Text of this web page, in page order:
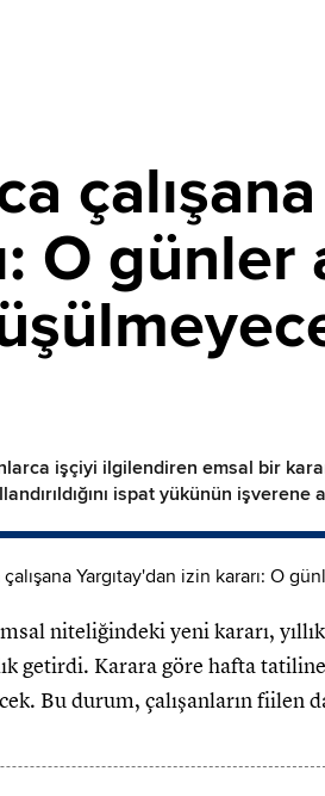
O günler
işçiyi ilgilendiren emsal bir
ispat yükünün
niteliğindeki yeni kararı,
getirdi. Karara göre hafta
Bu durum, çalışanların fiilen